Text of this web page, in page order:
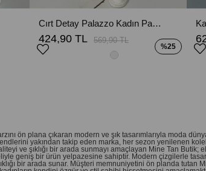
Cırt Detay Palazzo Kadın Pantolon - Camel
424,90 TL 569,90 TL
%25
ön plana çıkaran modern ve şık tasarımlarıyla moda
yakından takip eden marka, her sezon yenilenen
ve şıklığı bir arada sunmayı amaçlayan Mine Tan
geniş bir ürün yelpazesine sahiptir. Modern çizgilerle
bir arada sunar. Müşteri memnuniyetini ön planda tutan